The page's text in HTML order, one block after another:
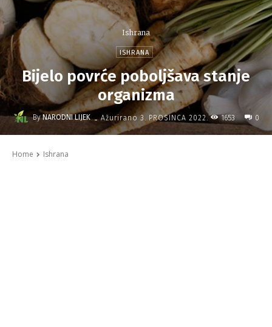
Ishrana
ISHRANA
Bijelo povrće poboljšava stanje
organizma
By NARODNI LIJEK - Ažurirano 3. PROSINCA 2022. 1653 0
Home Ishrana